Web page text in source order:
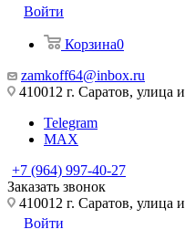
Войти
Корзина0
zamkoff64@inbox.ru
410012 г. Саратов, улица
Telegram
MAX
+7 (964) 997-40-27
Заказать звонок
410012 г. Саратов, улица
Войти